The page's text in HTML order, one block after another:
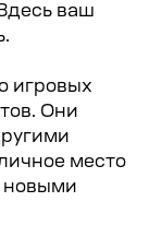
ваш
игровых
Они
место
новыми